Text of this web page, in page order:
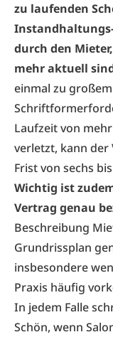
zu laufenden
durch den
mehr aktuell
einmal zu
Laufzeit von
verletzt, kann der
Frist von sechs
Wichtig ist
Vertrag genau
Beschreibung
Grundrissplan
insbesondere
Praxis häufig
In jedem Falle
Schön, wenn